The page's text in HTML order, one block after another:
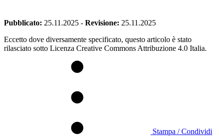
Pubblicato: 25.11.2025 - Revisione: 25.11.2025
Eccetto dove diversamente specificato, questo articolo è stato
rilasciato sotto Licenza Creative Commons Attribuzione 4.0 Italia.
Stampa / Condividi